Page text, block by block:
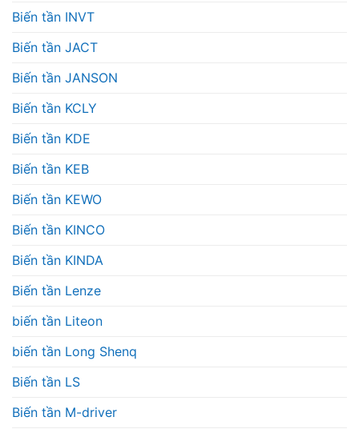
Biến tần INVT
Biến tần JACT
Biến tần JANSON
Biến tần KCLY
Biến tần KDE
Biến tần KEB
Biến tần KEWO
Biến tần KINCO
Biến tần KINDA
Biến tần Lenze
biến tần Liteon
biến tần Long Shenq
Biến tần LS
Biến tần M-driver